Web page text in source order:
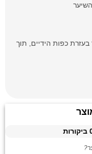
כפות הידיים, תוך
ביקורות